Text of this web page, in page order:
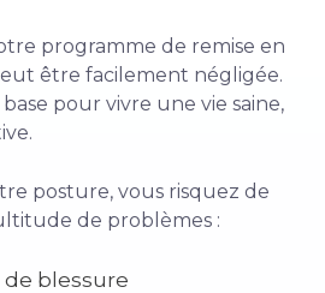
programme de remise en
être facilement négligée.
pour vivre une vie saine,
posture, vous risquez de
de problèmes :
de blessure